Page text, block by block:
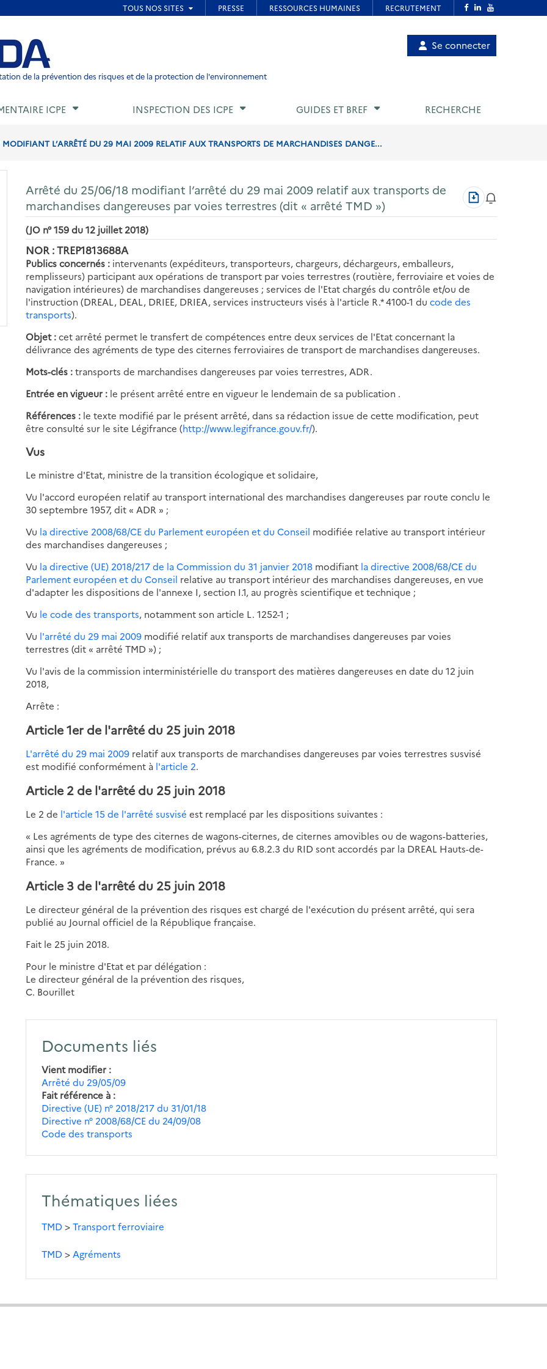
de page
de la prévention des risques et de la protection de l'environnement
Menu
utilisateur
Se connecter
ICPE INSPECTION DES ICPE GUIDES ET BREF RECHERCHE
L’ARRÊTÉ DU 29 MAI 2009 RELATIF AUX TRANSPORTS DE MARCHANDISES DANGE...
Arrêté du 25/06/18 modifiant l’arrêté du 29 mai 2009 relatif aux transports de
marchandises dangereuses par voies terrestres (dit « arrêté TMD »)
Télécharger
au
format
(JO n° 159 du 12 juillet 2018)
NOR : TREP1813688A
Publics concernés : intervenants (expéditeurs, transporteurs, chargeurs, déchargeurs, emballeurs,
remplisseurs) participant aux opérations de transport par voies terrestres (routière, ferroviaire et voies de
navigation intérieures) de marchandises dangereuses ; services de l'Etat chargés du contrôle et/ou de
l'instruction (DREAL, DEAL, DRIEE, DRIEA, services instructeurs visés à l'article R.* 4100-1 ducode des
transports).
Objet :cet arrêté permet le transfert de compétences entre deux services de l'Etat concernant la
délivrance des agréments de type des citernes ferroviaires de transport de marchandises dangereuses.
Mots-clés :transports de marchandises dangereuses par voies terrestres, ADR.
Entrée en vigueur : le présent arrêté entre en vigueur le lendemain de sa publication .
Références : le texte modifié par le présent arrêté, dans sa rédaction issue de cette modification, peut
être consulté sur le site Légifrance (http://www.legifrance.gouv.fr/).
Vus
Le ministre d'Etat, ministre de la transition écologique et solidaire,
Vu l'accord européen relatif au transport international des marchandises dangereuses par route conclu le
30 septembre 1957, dit « ADR » ;
Vu la directive 2008/68/CE du Parlement européen et du Conseil modifiée relative au transport intérieur
des marchandises dangereuses ;
Vu la directive (UE) 2018/217 de la Commission du 31 janvier 2018 modifiant la directive 2008/68/CE du
Parlement européen et du Conseil relative au transport intérieur des marchandises dangereuses, en vue
d'adapter les dispositions de l'annexe I, section I.1, au progrès scientifique et technique ;
Vu le code des transports, notamment son article L. 1252-1 ;
Vu l'arrêté du 29 mai 2009 modifié relatif aux transports de marchandises dangereuses par voies
terrestres (dit « arrêté TMD ») ;
Vu l'avis de la commission interministérielle du transport des matières dangereuses en date du 12 juin
2018,
Arrête :
Article 1er de l'arrêté du 25 juin 2018
L'arrêté du 29 mai 2009 relatif aux transports de marchandises dangereuses par voies terrestres susvisé
est modifié conformément à l'article 2.
Article 2 de l'arrêté du 25 juin 2018
Le 2 de l'article 15 de l'arrêté susvisé est remplacé par les dispositions suivantes :
« Les agréments de type des citernes de wagons-citernes, de citernes amovibles ou de wagons-batteries,
ainsi que les agréments de modification, prévus au 6.8.2.3 du RID sont accordés par la DREAL Hauts-de-
France. »
Article 3 de l'arrêté du 25 juin 2018
Le directeur général de la prévention des risques est chargé de l'exécution du présent arrêté, qui sera
publié au Journal officiel de la République française.
Fait le 25 juin 2018.
Pour le ministre d'Etat et par délégation :
Le directeur général de la prévention des risques,
C. Bourillet
Documents liés
Vient modifier
Arrêté du 29/05/09
Fait référence à
Directive (UE) n° 2018/217 du 31/01/18
Directive n° 2008/68/CE du 24/09/08
Code des transports
Thématiques liées
TMD>Transport ferroviaire
TMD> Agréments